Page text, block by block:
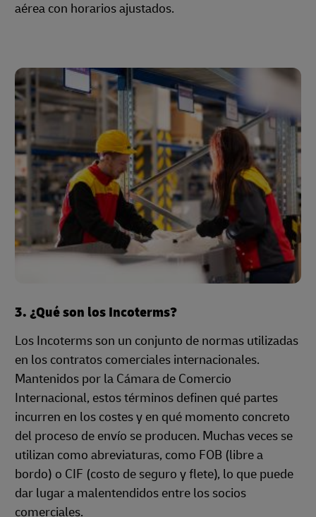
aérea con horarios ajustados.
3. ¿Qué son los Incoterms?
Los Incoterms son un conjunto de normas utilizadas
en los contratos comerciales internacionales.
Mantenidos por la Cámara de Comercio
Internacional, estos términos definen qué partes
incurren en los costes y en qué momento concreto
del proceso de envío se producen. Muchas veces se
utilizan como abreviaturas, como FOB (libre a
bordo) o CIF (costo de seguro y flete), lo que puede
dar lugar a malentendidos entre los socios
comerciales.